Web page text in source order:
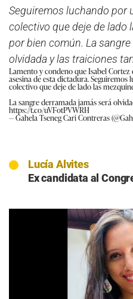
Seguiremos luchando por
colectivo que deje de lado
por bien común. La
olvidada y las traiciones
Lamento y condeno que Isabel Cortez
asesina de esta dictadura.
colectivo que deje de lado las
La sangre derramada jamás será
https://t.co/uVFotPVWRH
— Gahela Tseneg Cari Contreras
Lucía Alvites
Ex candidata al